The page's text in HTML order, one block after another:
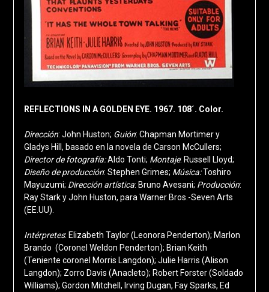
REFLECTIONS IN A GOLDEN EYE. 1967. 108´. Color.
Dirección: John Huston; Guión: Chapman Mortimer y
Gladys Hill, basado en la novela de Carson McCullers;
Director de fotografía:Aldo Tonti; Montaje: Russell Lloyd;
Diseño de producción: Stephen Grimes; Música:Toshiro
Mayuzumi; Dirección artística: Bruno Avesani; Producción:
Ray Stark y John Huston, para Warner Bros.-Seven Arts
(EE.UU).
Intérpretes: Elizabeth Taylor (Leonora Penderton); Marlon
Brando (Coronel Weldon Penderton); Brian Keith
(Teniente coronel Morris Langdon); Julie Harris (Alison
Langdon); Zorro Davis (Anacleto); Robert Forster (Soldado
Williams); Gordon Mitchell, Irving Dugan, Fay Sparks, Ed